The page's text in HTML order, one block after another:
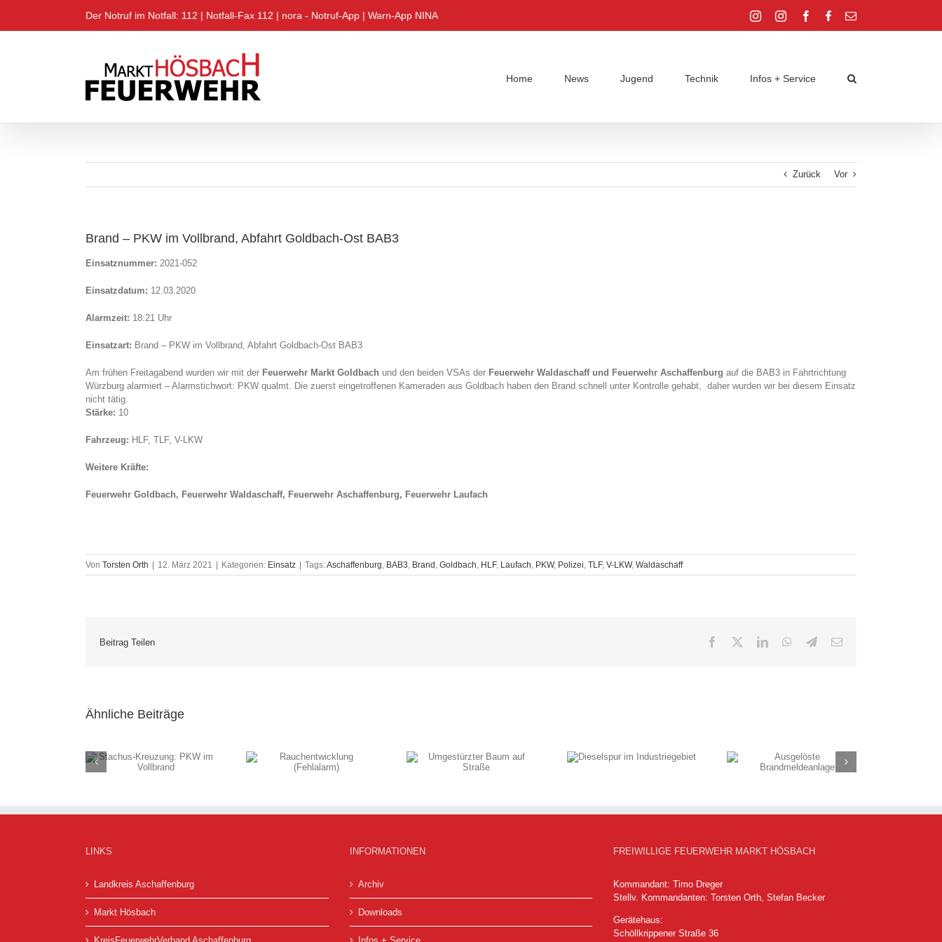
springen
Der Notruf im Notfall: 112 | Notfall-Fax 112 | nora - Notruf-App | Warn-App NINA Instagram
Instagram Facebook
Facebook
E-
Home News Jugend Technik Infos + Service
Zurück Vor
Brand – PKW im Vollbrand, Abfahrt Goldbach-Ost BAB3
Einsatznummer: 2021-052
Einsatzdatum: 12.03.2020
Alarmzeit: 18:21 Uhr
Einsatzart: Brand – PKW im Vollbrand, Abfahrt Goldbach-Ost BAB3
Am frühen Freitagabend wurden wir mit der Feuerwehr Markt Goldbach und den beiden VSAs der Feuerwehr Waldaschaff und Feuerwehr Aschaffenburg auf die BAB3 in Fahrtrichtung
Würzburg alarmiert – Alarmstichwort: PKW qualmt. Die zuerst eingetroffenen Kameraden aus Goldbach haben den Brand schnell unter Kontrolle gehabt, daher wurden wir bei diesem Einsatz
nicht tätig.
Stärke: 10
Fahrzeug: HLF, TLF, V-LKW
Weitere Kräfte:
Feuerwehr Goldbach, Feuerwehr Waldaschaff, Feuerwehr Aschaffenburg, Feuerwehr Laufach
Von Torsten Orth 12. März 2021 Kategorien: Einsatz Tags:Aschaffenburg, BAB3, Brand , Goldbach, HLF, Laufach, PKW, Polizei, TLF, V-LKW, Waldaschaff
Beitrag Teilen Facebook LinkedInWhatsApp
Telegram
E-
Ähnliche Beiträge
Rauchentwicklung
Umgestürzter Baum auf
Dieselspur im
LINKS
Landkreis Aschaffenburg
Markt Hösbach
INFORMATIONEN
Archiv
Downloads
FREIWILLIGE FEUERWEHR MARKT HÖSBACH
Kommandant: Timo Dreger
Stellv. Kommandanten: Torsten Orth, Stefan Becker
Gerätehaus:
Schöllkrippener Straße 36